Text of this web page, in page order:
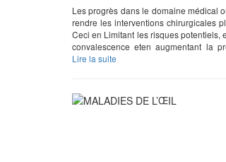
Les progrès dans le domaine médical
rendre les interventions chirurgicales
Ceci en Limitant les risques potentiels,
convalescence eten augmentant la
Lire la suite